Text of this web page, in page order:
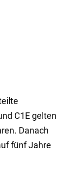
C1E gelten
Danach
fünf Jahre